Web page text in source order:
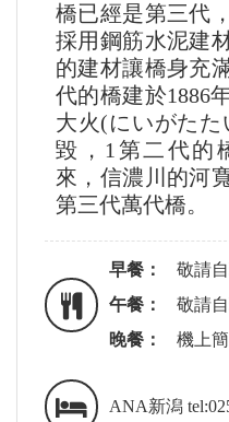
橋已經是第三代
採用鋼筋水泥建
的建材讓橋身充
代的橋建於1886
大火(にいがた
毀，1第二代的
來，信濃川的河
第三代萬代橋。
早餐：
敬請
午餐：
敬請
晚餐：
機上
ANA新潟